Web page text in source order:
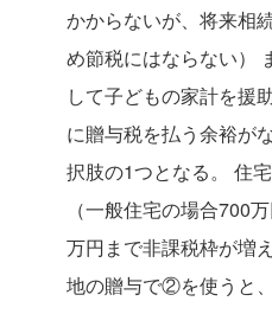
かからないが、将来相
め節税にはならない）
して子どもの家計を援
に贈与税を払う余裕が
択肢の1つとなる。
住
（一般住宅の場合700
万円まで非課税枠が増え
地の贈与で②を使うと